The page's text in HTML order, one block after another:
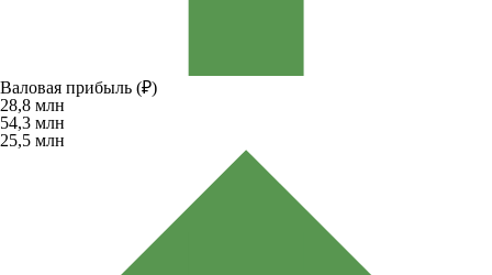
Валовая прибыль (₽)
28,8 млн
54,3 млн
25,5 млн